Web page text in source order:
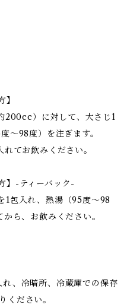
】
200cc）に対して、大さじ1
〜98度）を注ぎます。
てお飲みください。
】-ティーバック-
1包入れ、熱湯（95度〜98
ら、お飲みください。
、冷暗所、冷蔵庫での保存
ください。